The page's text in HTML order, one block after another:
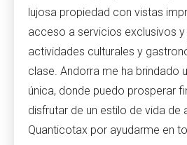
lujosa propiedad con vistas
acceso a servicios exclusivos
actividades culturales y
clase. Andorra me ha brindado
única, donde puedo prosperar
disfrutar de un estilo de vida de
Quanticotax por ayudarme en